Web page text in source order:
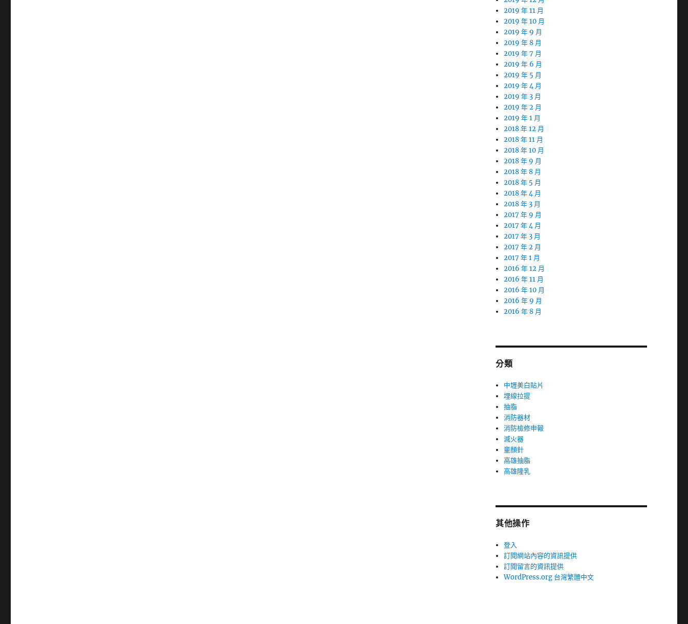
2019 年 11 月
2019 年 10 月
2019 年 9 月
2019 年 8 月
2019 年 7 月
2019 年 6 月
2019 年 5 月
2019 年 4 月
2019 年 3 月
2019 年 2 月
2019 年 1 月
2018 年 12 月
2018 年 11 月
2018 年 10 月
2018 年 9 月
2018 年 8 月
2018 年 5 月
2018 年 4 月
2018 年 3 月
2017 年 9 月
2017 年 4 月
2017 年 3 月
2017 年 2 月
2017 年 1 月
2016 年 12 月
2016 年 11 月
2016 年 10 月
2016 年 9 月
2016 年 8 月
分類
中壢美白貼片
埋線拉提
抽脂
消防器材
消防檢修申報
滅火器
童顏針
高雄抽脂
高雄隆乳
其他操作
登入
訂閱網站內容的資訊提供
訂閱留言的資訊提供
WordPress.org 台灣繁體中文